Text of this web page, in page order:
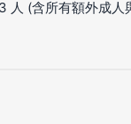
人 (含所有額外成人